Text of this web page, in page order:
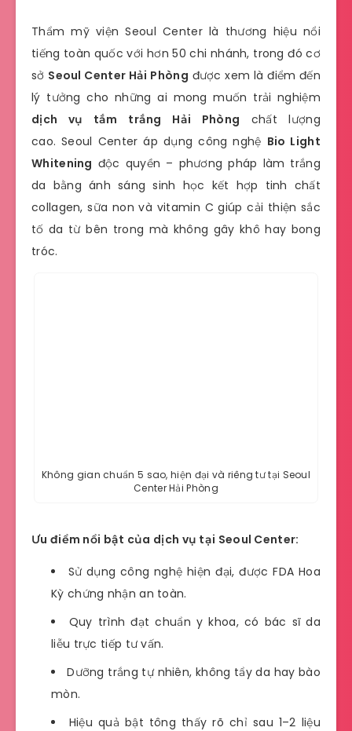
Thẩm mỹ viện Seoul Center là thương hiệu nổi
tiếng toàn quốc với hơn 50 chi nhánh, trong đó cơ
sở Seoul Center Hải Phòng được xem là điểm đến
lý tưởng cho những ai mong muốn trải nghiệm
dịch vụ tắm trắng Hải Phòng chất lượng
cao.Seoul Center áp dụng công nghệ Bio Light
Whitening độc quyền – phương pháp làm trắng
da bằng ánh sáng sinh học kết hợp tinh chất
collagen, sữa non và vitamin C giúp cải thiện sắc
tố da từ bên trong mà không gây khô hay bong
tróc.
Không gian chuẩn 5 sao, hiện đại và riêng tư tại Seoul
Center Hải Phòng
Ưu điểm nổi bật của dịch vụ tại Seoul Center:
Sử dụng công nghệ hiện đại, được FDA Hoa
Kỳ chứng nhận an toàn.
Quy trình đạt chuẩn y khoa, có bác sĩ da
liễu trực tiếp tư vấn.
Dưỡng trắng tự nhiên, không tẩy da hay bào
mòn.
Hiệu quả bật tông thấy rõ chỉ sau 1–2 liệu